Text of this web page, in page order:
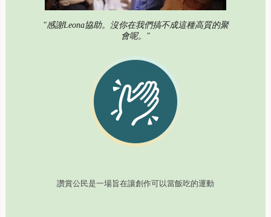
"感謝Leona協助。沒你在我們搞不成這種高質的聚
會呢。"
讚賞公民是一場旨在讓創作可以當飯吃的運動